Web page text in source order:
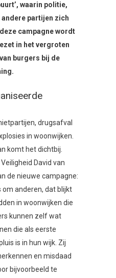
waarin politie,
partijen zich
campagne wordt
in het vergroten
burgers bij de
drugsafval
in woonwijken.
komt het dichtbij.
David van
de nieuwe campagne:
om anderen, dat blijkt
in woonwijken die
kunnen zelf wat
die als eerste
is in hun wijk. Zij
en misdaad
bijvoorbeeld te